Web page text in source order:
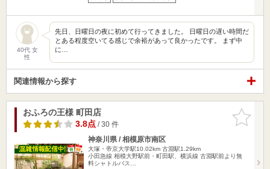
40代 女
性
先日、日曜日の夜に初めて行ってきました。 日曜日の遅い時間だ
とある程度空いてる感じで余裕があって良かったです。 まず中
に…
関連情報から探す
お気に入
りに追加
おふろの王様 町田店
3.8点/ 30 件
神奈川県 / 相模原市南区
大塚・帝京大学駅10.02km 古淵駅1.29km
小田急線 相模大野駅前・町田駅、横浜線 古淵駅前より無
料シャトルバス…